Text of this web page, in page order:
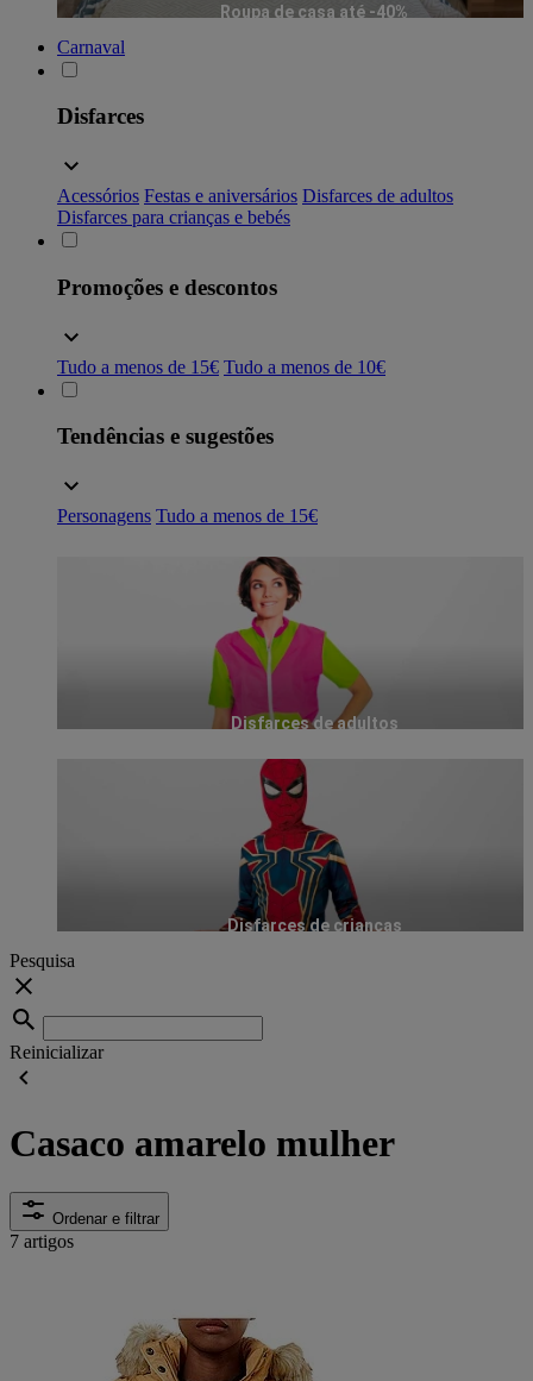
Roupa de casa até -40%
Carnaval
Disfarces
Acessórios Festas e aniversários Disfarces de adultos
Disfarces para crianças e bebés
Promoções e descontos
Tudo a menos de 15€ Tudo a menos de 10€
Tendências e sugestões
Personagens Tudo a menos de 15€
Disfarces de adultos
Disfarces de crianças
Pesquisa
Reinicializar
Casaco amarelo mulher
Ordenar e filtrar
7 artigos